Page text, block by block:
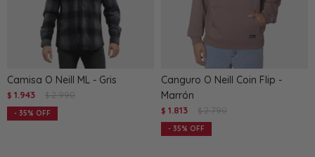
Camisa O Neill ML - Gris
$ 1.943 $ 2.990
35
Canguro O Neill Coin Flip -
Marrón
$ 1.813 $ 2.790
35